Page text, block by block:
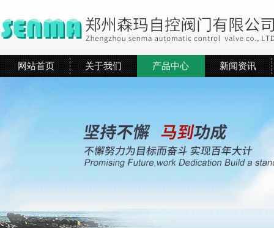
网站首页 关于我们 产品中心 新闻资讯